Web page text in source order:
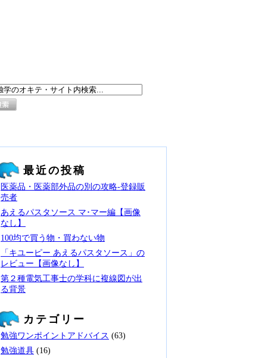
最近の投稿
医薬品・医薬部外品の別の攻略‐登録販
売者
あえるパスタソース マ･マー編【画像
なし】
100均で買う物・買わない物
「キユーピー あえるパスタソース」の
レビュー【画像なし】
第２種電気工事士の学科に複線図が出
る背景
カテゴリー
勉強ワンポイントアドバイス (63)
勉強道具 (16)